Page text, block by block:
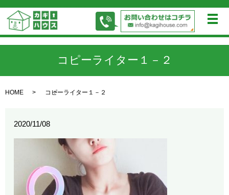
メ
コピーライター１－２
HOME コピーライター１－２
2020/11/08